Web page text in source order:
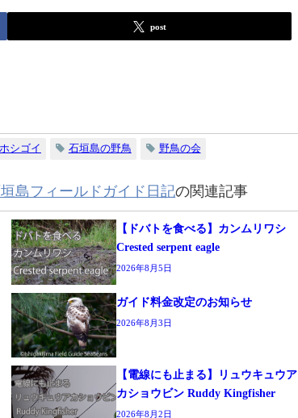
post
ホシゴイ 石垣島の野鳥 野鳥の会
島フィールドガイド日記の関連記事
【ドバトを食べる】カンムリワシ
Crested serpent eagle
2026年8月5日
ガイド料金改定のお知らせ
2026年8月3日
【電線にも止まる】リュウキュウア
カショウビン Ruddy Kingfisher
2026年8月2日